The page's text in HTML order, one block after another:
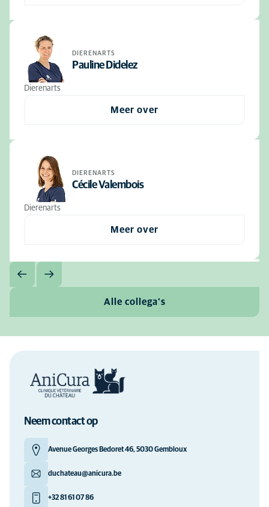
DIERENARTS
Pauline Didelez
Dierenarts
Meer over
DIERENARTS
Cécile Valembois
Dierenarts
Meer over
Alle collega's
Neem contact op
Avenue Georges Bedoret 46, 5030 Gembloux
duchateau@anicura.be
+32 81 61 07 86